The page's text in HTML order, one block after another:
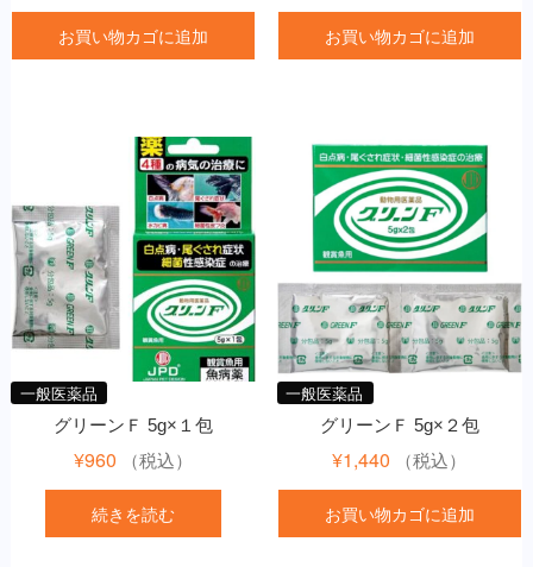
お買い物カゴに追加 お買い物カゴに追加
一般医薬品
グリーンＦ 5g×１包
¥960 （税込）
続きを読む
一般医薬品
グリーンＦ 5g×２包
¥1,440 （税込）
お買い物カゴに追加